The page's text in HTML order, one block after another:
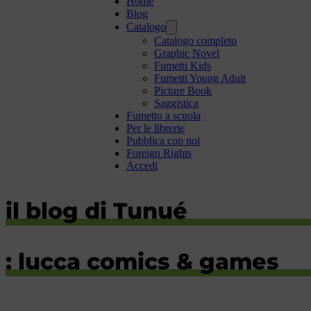
Blog
Catalogo
Catalogo completo
Graphic Novel
Fumetti Kids
Fumetti Young Adult
Picture Book
Saggistica
Fumetto a scuola
Per le librerie
Pubblica con noi
Foreign Rights
Accedi
il blog di Tunué
: lucca comics & games